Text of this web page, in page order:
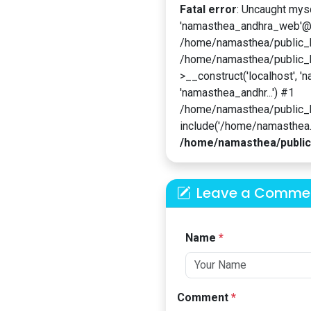
Fatal error: Uncaught
/home/namasthea/
/home/namasthea/
>__construct('localhost',
'namasthea_andhr...') #1
/home/namasthea/
include('/home/
/home/namasthea/
Leave a
Name*
Comment*